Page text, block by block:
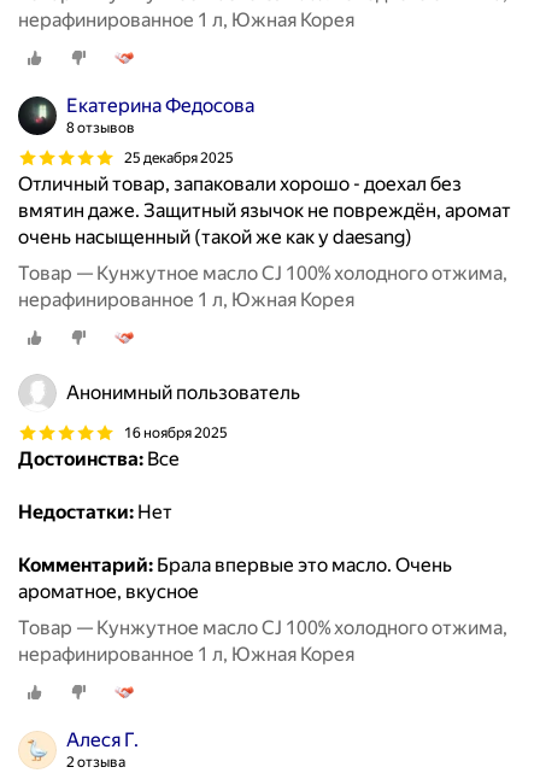
нерафинированное 1 л, Южная Корея
Екатерина Федосова
8 отзывов
25 декабря 2025
Отличный товар, запаковали хорошо - доехал без
вмятин даже. Защитный язычок не повреждён, аромат
очень насыщенный (такой же как у daesang)
Товар — Кунжутное масло CJ 100% холодного отжима,
нерафинированное 1 л, Южная Корея
Анонимный пользователь
16 ноября 2025
Достоинства: Все
Недостатки: Нет
Комментарий: Брала впервые это масло. Очень
ароматное, вкусное
Товар — Кунжутное масло CJ 100% холодного отжима,
нерафинированное 1 л, Южная Корея
Алеся Г.
2 отзыва